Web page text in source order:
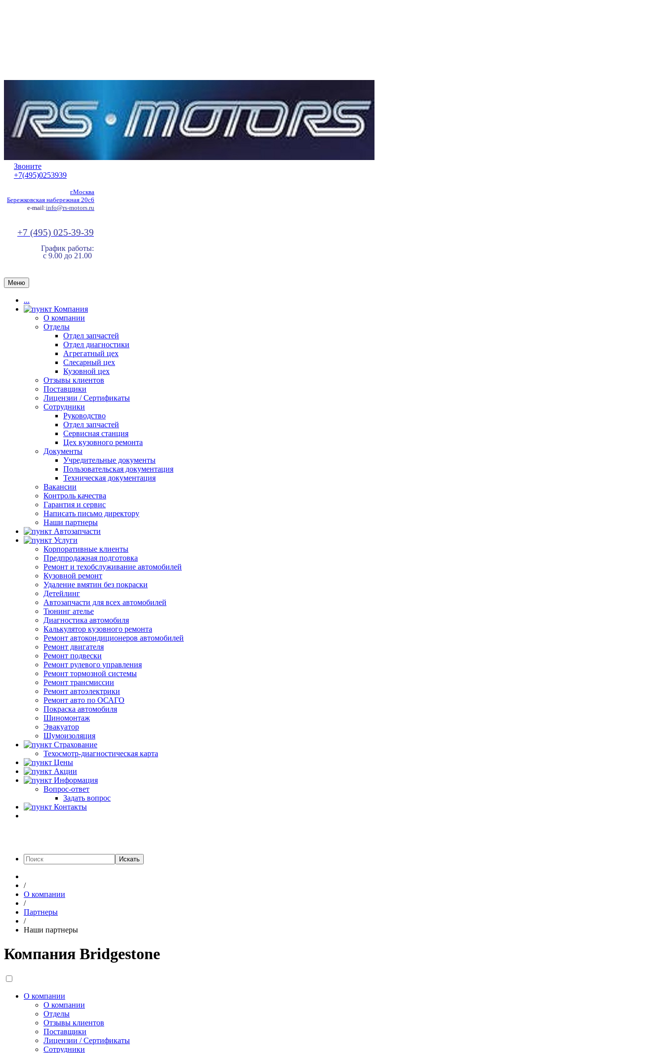
Звоните
+7(495)0253939
г.Москва
Бережковская набережная 20с6
e-mail:info@rs-motors.ru
+7 (495) 025-39-39
График работы:
с 9.00 до 21.00
Меню
...
Компания
О компании
Отделы
Отдел запчастей
Отдел диагностики
Агрегатный цех
Слесарный цех
Кузовной цех
Отзывы клиентов
Поставщики
Лицензии / Сертификаты
Сотрудники
Руководство
Отдел запчастей
Сервисная станция
Цех кузовного ремонта
Документы
Учредительные документы
Пользовательская документация
Техническая документация
Вакансии
Контроль качества
Гарантия и сервис
Написать письмо директору
Наши партнеры
Автозапчасти
Услуги
Корпоративные клиенты
Предпродажная подготовка
Ремонт и техобслуживание автомобилей
Кузовной ремонт
Удаление вмятин без покраски
Детейлинг
Автозапчасти для всех автомобилей
Тюнинг ателье
Диагностика автомобиля
Калькулятор кузовного ремонта
Ремонт автокондиционеров автомобилей
Ремонт двигателя
Ремонт подвески
Ремонт рулевого управления
Ремонт тормозной системы
Ремонт трансмиссии
Ремонт автоэлектрики
Ремонт авто по ОСАГО
Покраска автомобиля
Шиномонтаж
Эвакуатор
Шумоизоляция
Страхование
Техосмотр-диагностическая карта
Цены
Акции
Информация
Вопрос-ответ
Задать вопрос
Контакты
Искать
/
О компании
/
Партнеры
/
Наши партнеры
Компания Bridgestone
О компании
О компании
Отделы
Отзывы клиентов
Поставщики
Лицензии / Сертификаты
Сотрудники